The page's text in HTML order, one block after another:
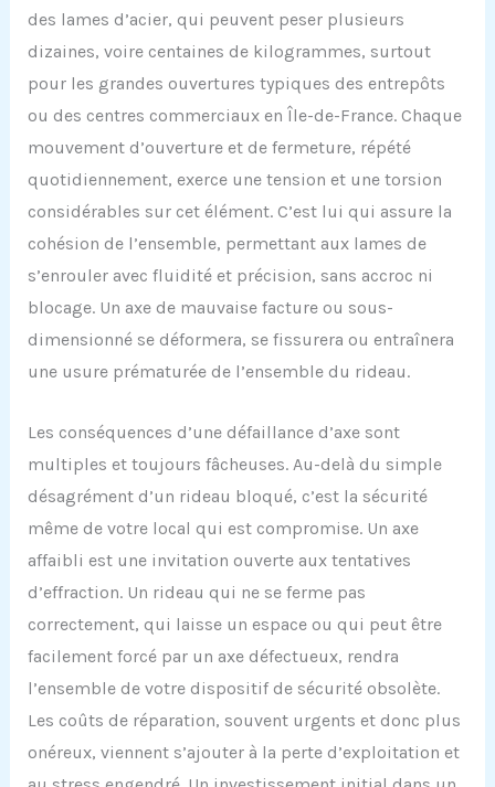
des lames d’acier, qui peuvent peser plusieurs
dizaines, voire centaines de kilogrammes, surtout
pour les grandes ouvertures typiques des entrepôts
ou des centres commerciaux en Île-de-France. Chaque
mouvement d’ouverture et de fermeture, répété
quotidiennement, exerce une tension et une torsion
considérables sur cet élément. C’est lui qui assure la
cohésion de l’ensemble, permettant aux lames de
s’enrouler avec fluidité et précision, sans accroc ni
blocage. Un axe de mauvaise facture ou sous-
dimensionné se déformera, se fissurera ou entraînera
une usure prématurée de l’ensemble du rideau.
Les conséquences d’une défaillance d’axe sont
multiples et toujours fâcheuses. Au-delà du simple
désagrément d’un rideau bloqué, c’est la sécurité
même de votre local qui est compromise. Un axe
affaibli est une invitation ouverte aux tentatives
d’effraction. Un rideau qui ne se ferme pas
correctement, qui laisse un espace ou qui peut être
facilement forcé par un axe défectueux, rendra
l’ensemble de votre dispositif de sécurité obsolète.
Les coûts de réparation, souvent urgents et donc plus
onéreux, viennent s’ajouter à la perte d’exploitation et